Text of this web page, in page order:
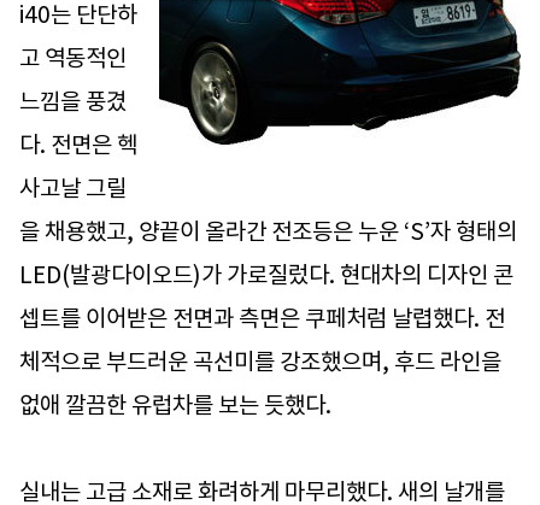
i40는 단단하
고 역동적인
느낌을 풍겼
다. 전면은 헥
사고날 그릴
을 채용했고, 양끝이 올라간 전조등은 누운 ‘S’자 형태의
LED(발광다이오드)가 가로질렀다. 현대차의 디자인 콘
셉트를 이어받은 전면과 측면은 쿠페처럼 날렵했다. 전
체적으로 부드러운 곡선미를 강조했으며, 후드 라인을
없애 깔끔한 유럽차를 보는 듯했다.
실내는 고급 소재로 화려하게 마무리했다. 새의 날개를